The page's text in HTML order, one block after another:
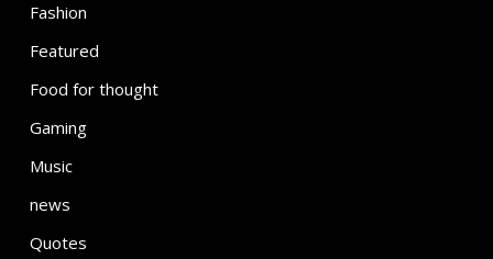
Fashion
Featured
Food for thought
Gaming
Music
news
Quotes